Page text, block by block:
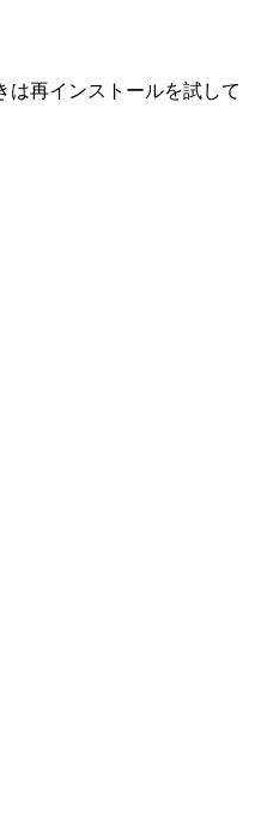
は再インストールを試して